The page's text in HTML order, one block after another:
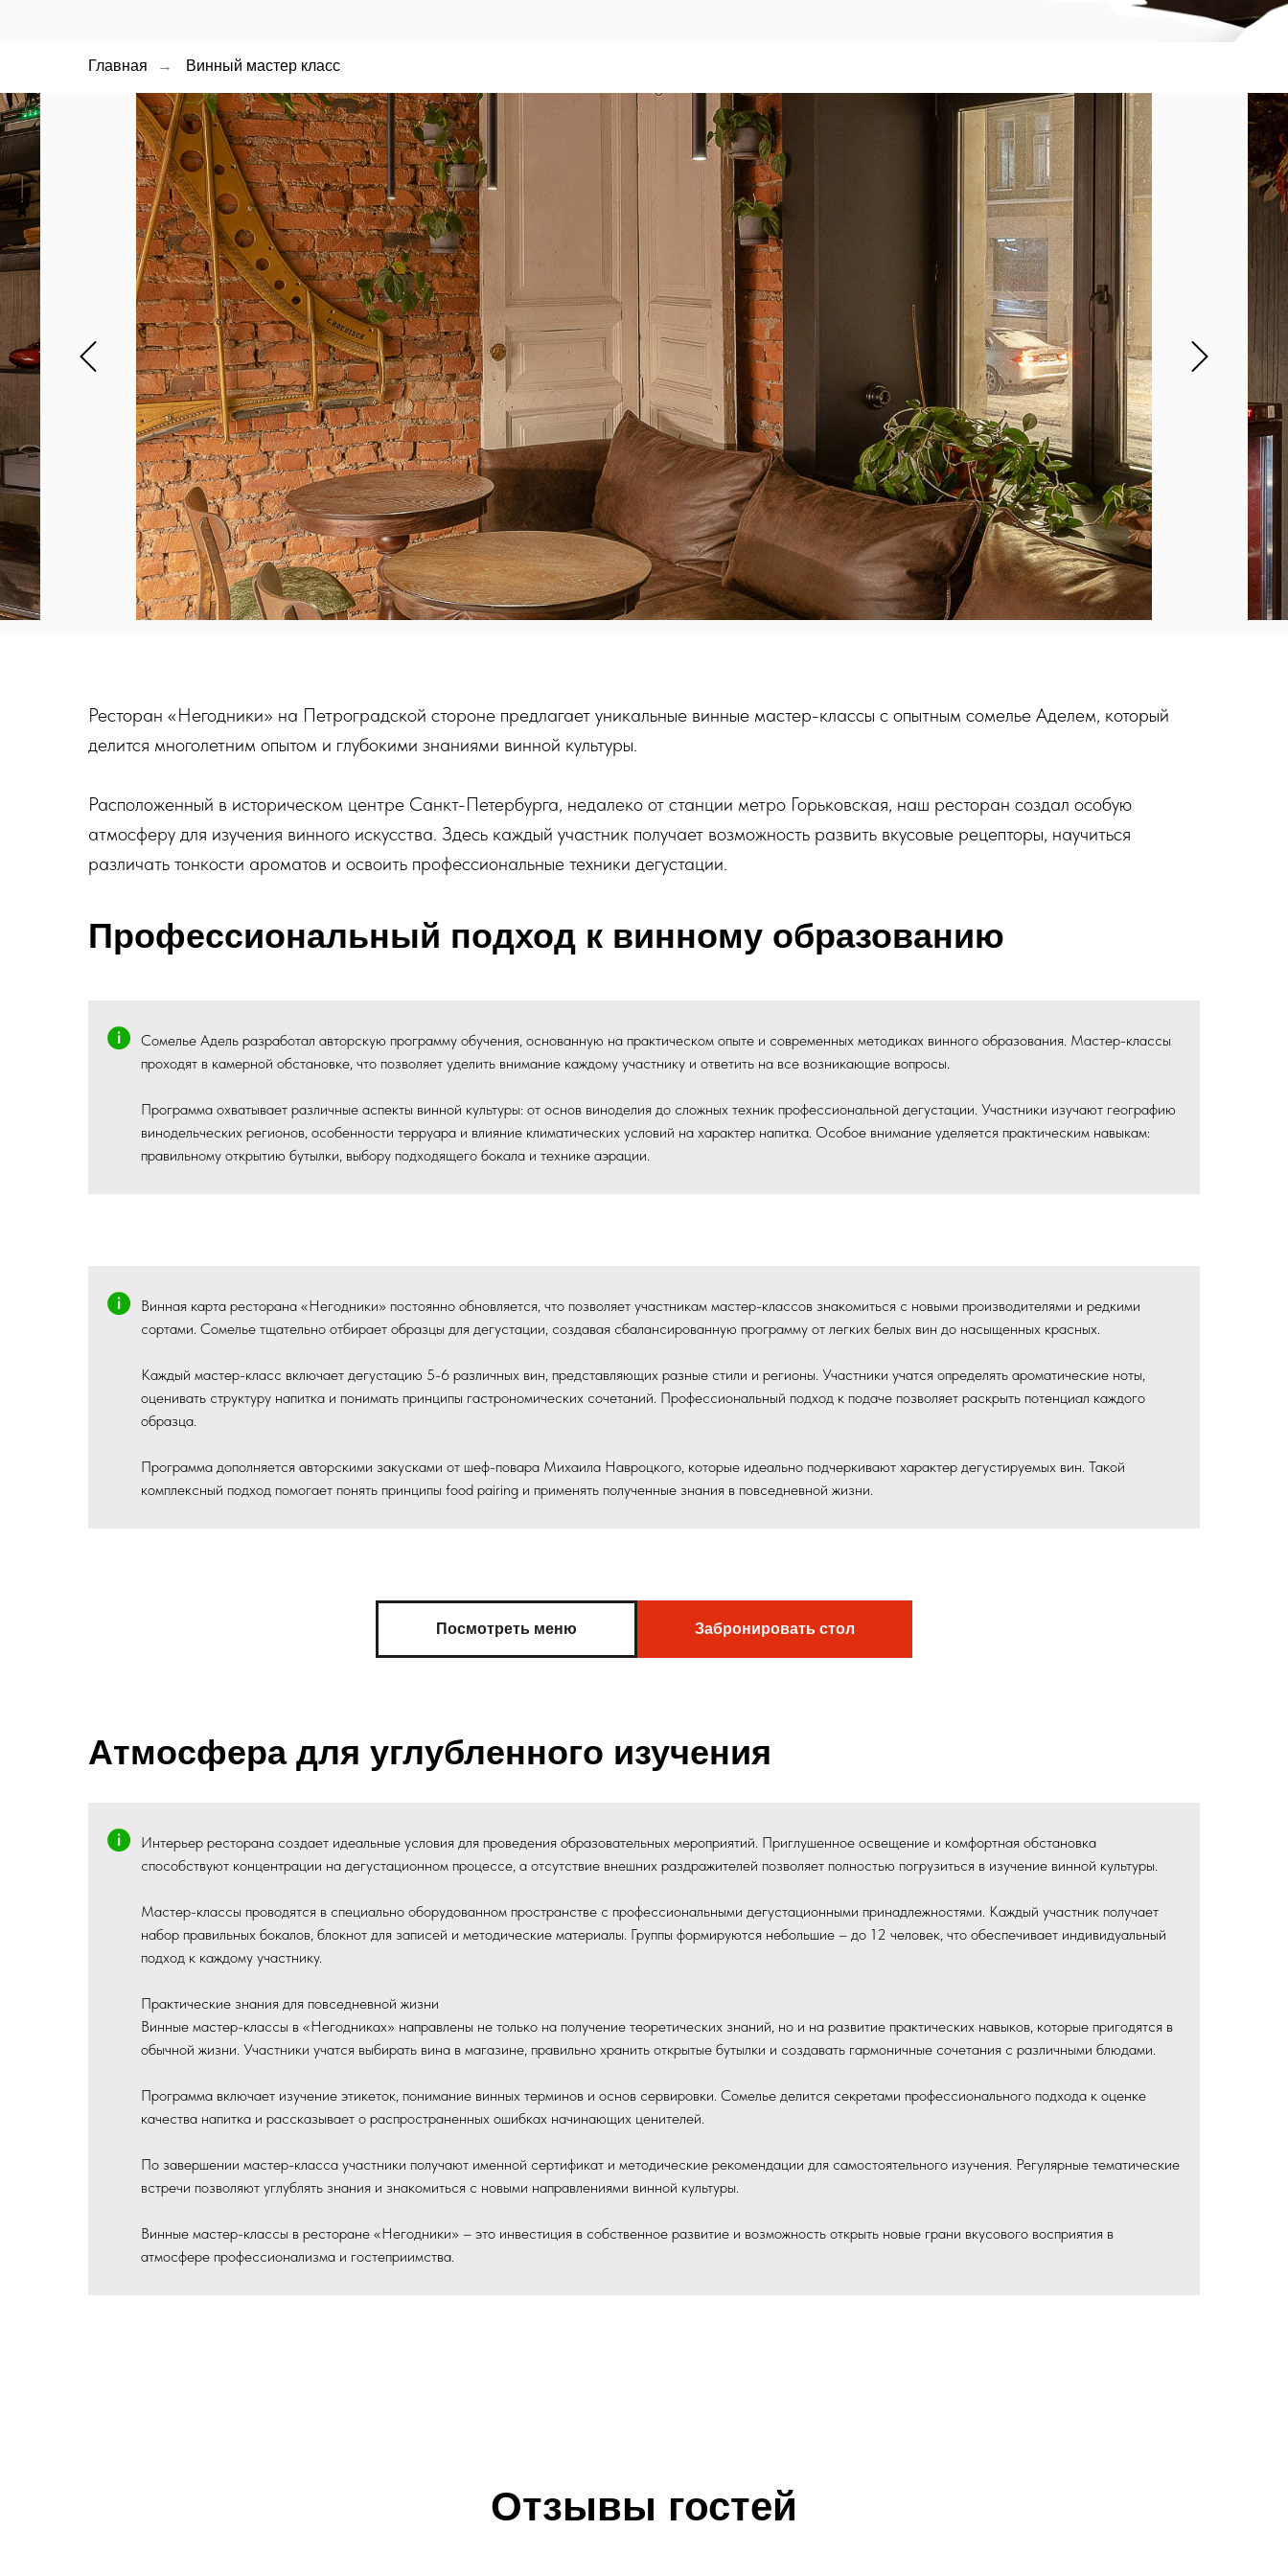
Главная → Винный мастер класс
Ресторан «Негодники» на Петроградской стороне предлагает уникальные винные мастер-классы с опытным сомелье Аделем, который
делится многолетним опытом и глубокими знаниями винной культуры.
Расположенный в историческом центре Санкт-Петербурга, недалеко от станции метро Горьковская, наш ресторан создал особую
атмосферу для изучения винного искусства. Здесь каждый участник получает возможность развить вкусовые рецепторы, научиться
различать тонкости ароматов и освоить профессиональные техники дегустации.
Профессиональный подход к винному образованию
Сомелье Адель разработал авторскую программу обучения, основанную на практическом опыте и современных методиках винного образования. Мастер-классы
проходят в камерной обстановке, что позволяет уделить внимание каждому участнику и ответить на все возникающие вопросы.
Программа охватывает различные аспекты винной культуры: от основ виноделия до сложных техник профессиональной дегустации. Участники изучают географию
винодельческих регионов, особенности терруара и влияние климатических условий на характер напитка. Особое внимание уделяется практическим навыкам:
правильному открытию бутылки, выбору подходящего бокала и технике аэрации.
Винная карта ресторана «Негодники» постоянно обновляется, что позволяет участникам мастер-классов знакомиться с новыми производителями и редкими
сортами. Сомелье тщательно отбирает образцы для дегустации, создавая сбалансированную программу от легких белых вин до насыщенных красных.
Каждый мастер-класс включает дегустацию 5-6 различных вин, представляющих разные стили и регионы. Участники учатся определять ароматические ноты,
оценивать структуру напитка и понимать принципы гастрономических сочетаний. Профессиональный подход к подаче позволяет раскрыть потенциал каждого
образца.
Программа дополняется авторскими закусками от шеф-повара Михаила Навроцкого, которые идеально подчеркивают характер дегустируемых вин. Такой
комплексный подход помогает понять принципы food pairing и применять полученные знания в повседневной жизни.
Посмотреть меню Забронировать стол
Атмосфера для углубленного изучения
Интерьер ресторана создает идеальные условия для проведения образовательных мероприятий. Приглушенное освещение и комфортная обстановка
способствуют концентрации на дегустационном процессе, а отсутствие внешних раздражителей позволяет полностью погрузиться в изучение винной культуры.
Мастер-классы проводятся в специально оборудованном пространстве с профессиональными дегустационными принадлежностями. Каждый участник получает
набор правильных бокалов, блокнот для записей и методические материалы. Группы формируются небольшие – до 12 человек, что обеспечивает индивидуальный
подход к каждому участнику.
Практические знания для повседневной жизни
Винные мастер-классы в «Негодниках» направлены не только на получение теоретических знаний, но и на развитие практических навыков, которые пригодятся в
обычной жизни. Участники учатся выбирать вина в магазине, правильно хранить открытые бутылки и создавать гармоничные сочетания с различными блюдами.
Программа включает изучение этикеток, понимание винных терминов и основ сервировки. Сомелье делится секретами профессионального подхода к оценке
качества напитка и рассказывает о распространенных ошибках начинающих ценителей.
По завершении мастер-класса участники получают именной сертификат и методические рекомендации для самостоятельного изучения. Регулярные тематические
встречи позволяют углублять знания и знакомиться с новыми направлениями винной культуры.
Винные мастер-классы в ресторане «Негодники» – это инвестиция в собственное развитие и возможность открыть новые грани вкусового восприятия в
атмосфере профессионализма и гостеприимства.
Отзывы гостей